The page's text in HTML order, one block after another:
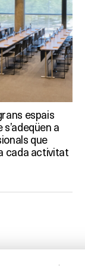
espais
a
que
cada activitat